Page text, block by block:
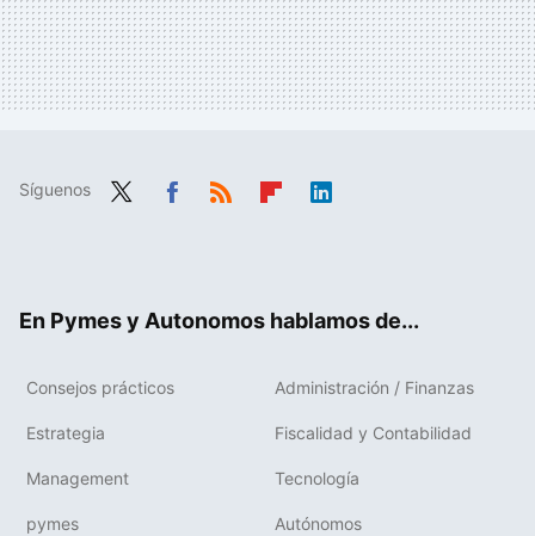
Síguenos
En Pymes y Autonomos hablamos de...
Consejos prácticos Administración / Finanzas
Estrategia Fiscalidad y Contabilidad
Management Tecnología
pymes Autónomos